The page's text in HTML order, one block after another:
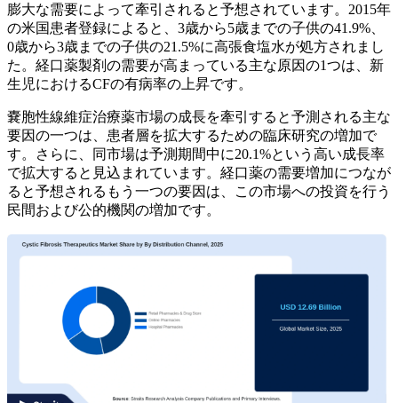
膨大な需要によって牽引されると予想されています。2015年
の米国患者登録によると、3歳から5歳までの子供の41.9%、
0歳から3歳までの子供の21.5%に高張食塩水が処方されまし
た。経口薬製剤の需要が高まっている主な原因の1つは、新
生児におけるCFの有病率の上昇です。
嚢胞性線維症治療薬市場の成長を牽引すると予測される主な
要因の一つは、患者層を拡大するための臨床研究の増加で
す。さらに、同市場は予測期間中に20.1%という高い成長率
で拡大すると見込まれています。経口薬の需要増加につなが
ると予想されるもう一つの要因は、この市場への投資を行う
民間および公的機関の増加です。